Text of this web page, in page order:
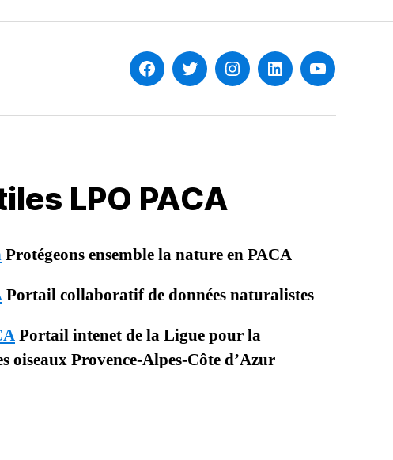
FacebookTwitterInstagramLinkedinYouTube
LPO PACA
Protégeons ensemble la nature en PACA
Portail collaboratif de données naturalistes
Portail intenet de la Ligue pour la
oiseaux Provence-Alpes-Côte d’Azur